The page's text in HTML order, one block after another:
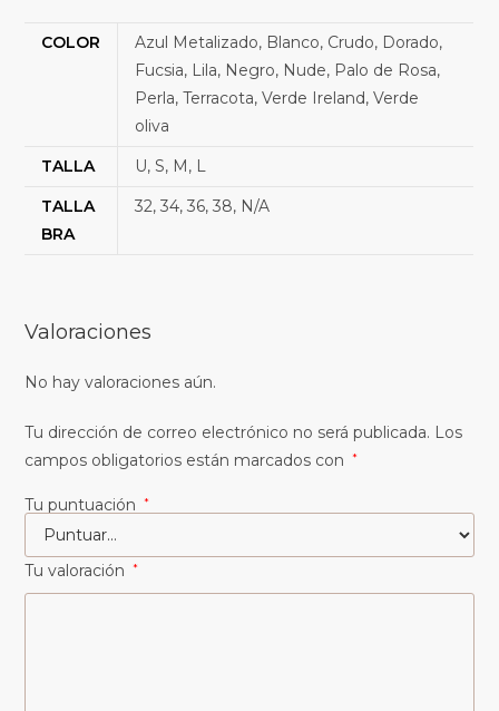
COLOR
Azul Metalizado, Blanco, Crudo, Dorado,
Fucsia, Lila, Negro, Nude, Palo de Rosa,
Perla, Terracota, Verde Ireland, Verde
oliva
TALLA
U, S, M, L
TALLA
BRA
32, 34, 36, 38, N/A
Valoraciones
No hay valoraciones aún.
Tu dirección de correo electrónico no será publicada. Los
campos obligatorios están marcados con
*
Tu puntuación *
Tu valoración *